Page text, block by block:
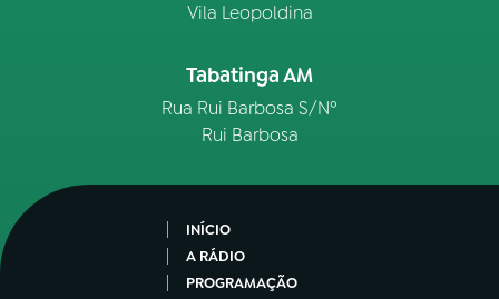
Vila Leopoldina
Tabatinga AM
Rua Rui Barbosa S/Nº
Rui Barbosa
INÍCIO
A RÁDIO
PROGRAMAÇÃO